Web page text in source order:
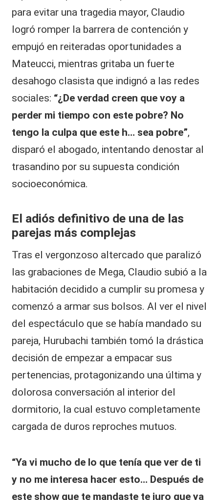
para evitar una tragedia mayor, Claudio
logró romper la barrera de contención y
empujó en reiteradas oportunidades a
Mateucci, mientras gritaba un fuerte
desahogo clasista que indignó a las redes
sociales: “¿De verdad creen que voy a
perder mi tiempo con este pobre? No
tengo la culpa que este h… sea pobre”,
disparó el abogado, intentando denostar al
trasandino por su supuesta condición
socioeconómica.
El adiós definitivo de una de las
parejas más complejas
Tras el vergonzoso altercado que paralizó
las grabaciones de Mega, Claudio subió a la
habitación decidido a cumplir su promesa y
comenzó a armar sus bolsos. Al ver el nivel
del espectáculo que se había mandado su
pareja, Hurubachi también tomó la drástica
decisión de empezar a empacar sus
pertenencias, protagonizando una última y
dolorosa conversación al interior del
dormitorio, la cual estuvo completamente
cargada de duros reproches mutuos.
“Ya vi mucho de lo que tenía que ver de ti
y no me interesa hacer esto… Después de
este show que te mandaste te juro que ya